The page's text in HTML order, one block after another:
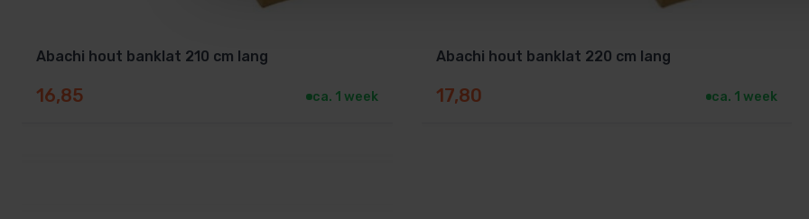
Abachi hout banklat 210 cm lang
16,85 ca. 1 week
Abachi hout banklat 220 cm lang
17,80 ca. 1 week